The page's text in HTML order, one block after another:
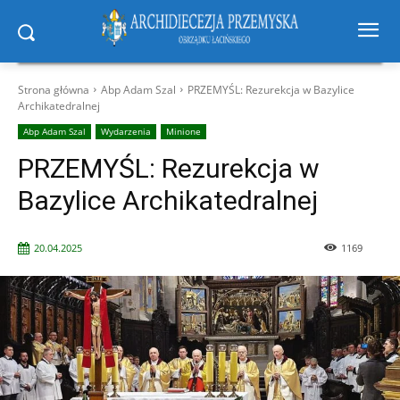
Strona główna Abp Adam Szal
PRZEMYŚL: Rezurekcja w Bazylice
Archikatedralnej
Abp Adam Szal Wydarzenia Minione
PRZEMYŚL: Rezurekcja w
Bazylice Archikatedralnej
20.04.2025 1169